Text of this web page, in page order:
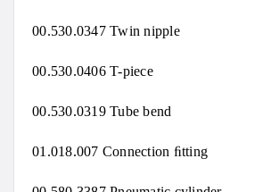
00.530.0347 Twin nipple
00.530.0406 T-piece
00.530.0319 Tube bend
01.018.007 Connection ﬁtting